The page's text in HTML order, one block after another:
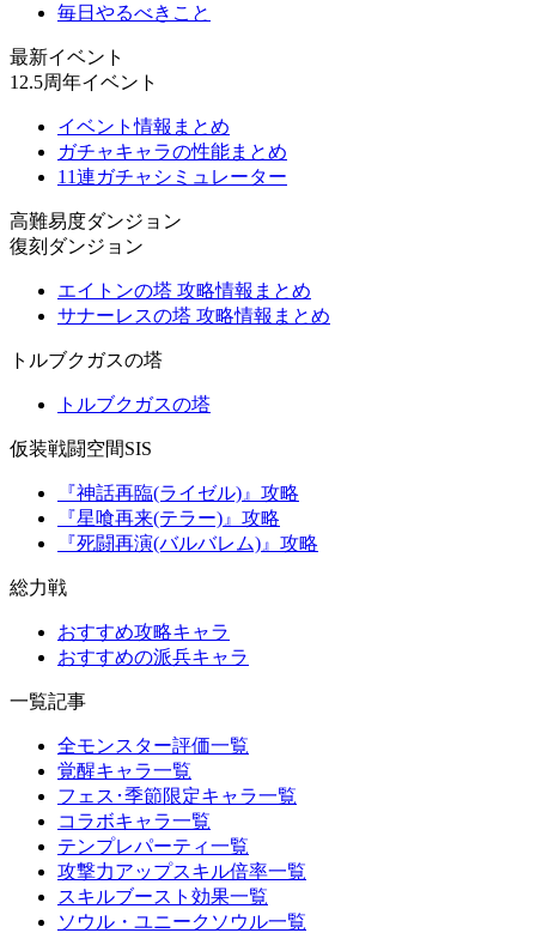
毎日やるべきこと
最新イベント
12.5周年イベント
イベント情報まとめ
ガチャキャラの性能まとめ
11連ガチャシミュレーター
高難易度ダンジョン
復刻ダンジョン
エイトンの塔 攻略情報まとめ
サナーレスの塔 攻略情報まとめ
トルブクガスの塔
トルブクガスの塔
仮装戦闘空間SIS
『神話再臨(ライゼル)』攻略
『星喰再来(テラー)』攻略
『死闘再演(バルバレム)』攻略
総力戦
おすすめ攻略キャラ
おすすめの派兵キャラ
一覧記事
全モンスター評価一覧
覚醒キャラ一覧
フェス･季節限定キャラ一覧
コラボキャラ一覧
テンプレパーティ一覧
攻撃力アップスキル倍率一覧
スキルブースト効果一覧
ソウル・ユニークソウル一覧